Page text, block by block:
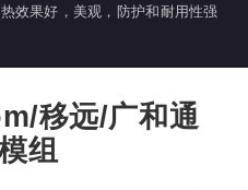
效果好，美观，防护和耐用性强
移远/广和通
组